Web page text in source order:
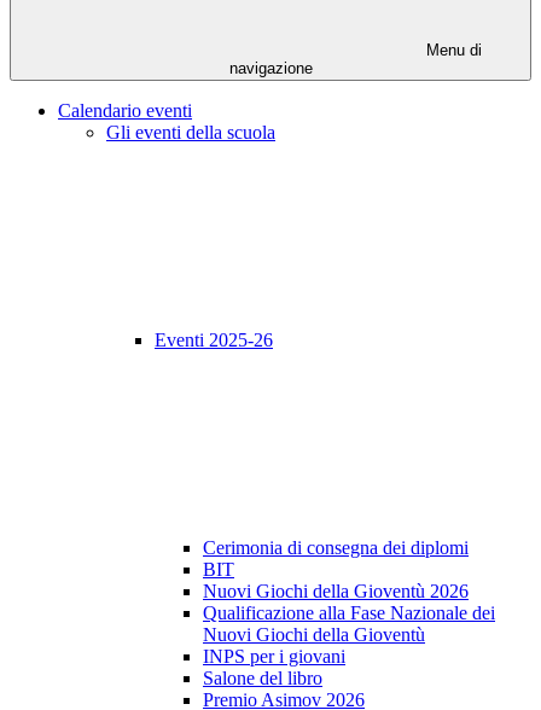
Menu di
navigazione
Calendario eventi
Gli eventi della scuola
Eventi 2025-26
Cerimonia di consegna dei diplomi
BIT
Nuovi Giochi della Gioventù 2026
Qualificazione alla Fase Nazionale dei
Nuovi Giochi della Gioventù
INPS per i giovani
Salone del libro
Premio Asimov 2026